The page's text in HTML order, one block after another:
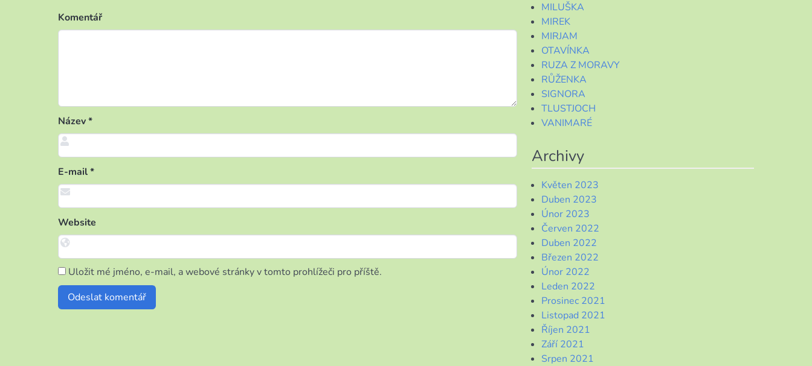
Komentář
Název*
E-mail*
Website
Uložit mé jméno, e-mail, a webové stránky v tomto prohlížeči pro příště.
MILUŠKA
MIREK
MIRJAM
OTAVÍNKA
RUZA Z MORAVY
RŮŽENKA
SIGNORA
TLUSTJOCH
VANIMARÉ
Archivy
Květen 2023
Duben 2023
Únor 2023
Červen 2022
Duben 2022
Březen 2022
Únor 2022
Leden 2022
Prosinec 2021
Listopad 2021
Říjen 2021
Září 2021
Srpen 2021